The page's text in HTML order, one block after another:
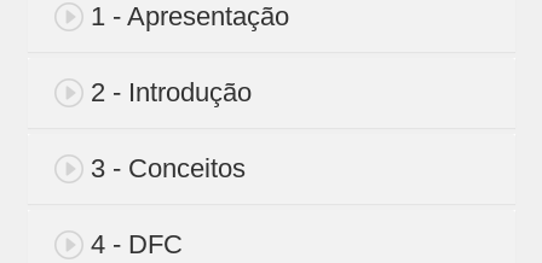
1 - Apresentação
2 - Introdução
3 - Conceitos
4 - DFC